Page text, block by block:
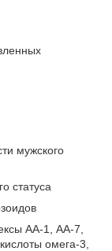
мужского
статуса
АА-1, АА-7,
омега-3,